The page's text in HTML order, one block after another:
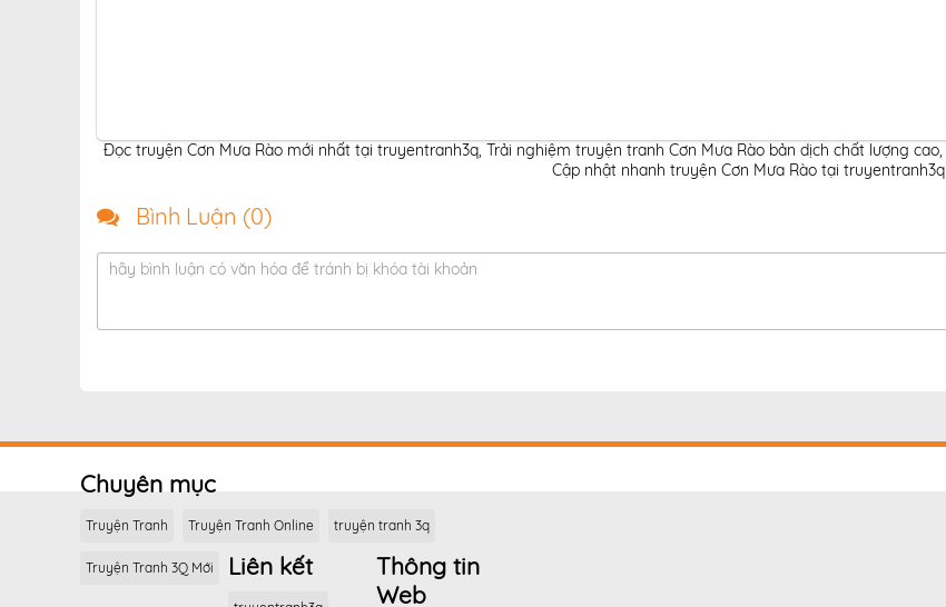
Đọc truyện Cơn Mưa Rào mới nhất tại truyentranh3q, Trải nghiệm truyện tranh Cơn Mưa Rào bản dịch chất lượng cao,
Cập nhật nhanh truyện Cơn Mưa Rào tại truyentranh3q
Bình Luận (0)
hãy bình luận có văn hóa để tránh bị khóa tài khoản
Chuyên mục
Truyện Tranh Truyện Tranh Online truyện tranh 3q
Truyện Tranh 3Q Mới Liên kết
Thông tin
Web